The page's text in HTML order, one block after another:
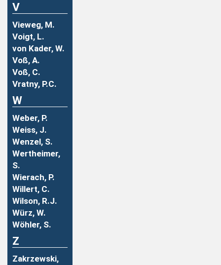
V
Vieweg, M.
Voigt, L.
von Kader, W.
Voß, A.
Voß, C.
Vratny, P.C.
W
Weber, P.
Weiss, J.
Wenzel, S.
Wertheimer,
S.
Wierach, P.
Willert, C.
Wilson, R.J.
Würz, W.
Wöhler, S.
Z
Zakrzewski,